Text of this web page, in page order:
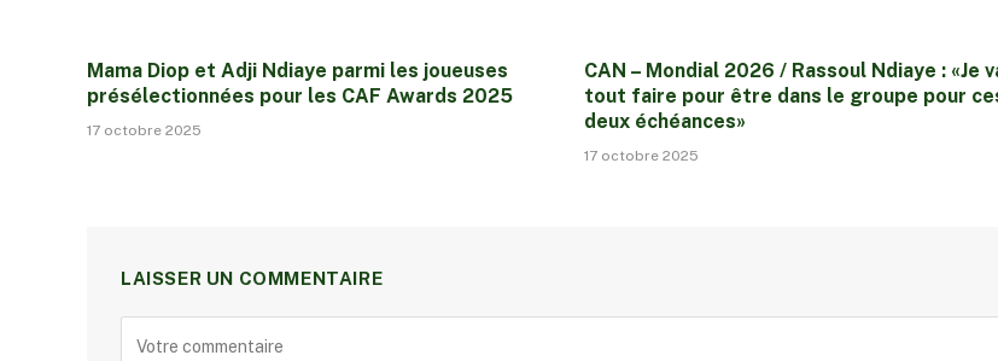
Mama Diop et Adji Ndiaye parmi les joueuses
présélectionnées pour les CAF Awards 2025
17 octobre 2025
CAN – Mondial 2026 / Rassoul Ndiaye : «Je
tout faire pour être dans le groupe pour
deux échéances»
17 octobre 2025
LAISSER UN COMMENTAIRE